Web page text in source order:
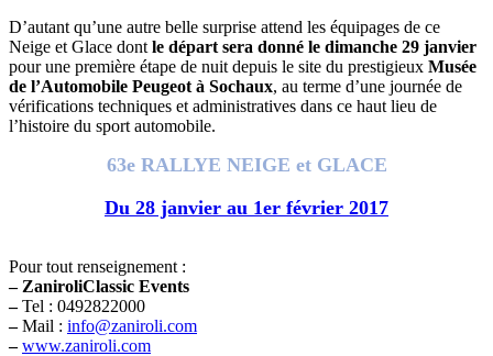
D’autant qu’une autre belle surprise attend les équipages de ce
Neige et Glace dont le départ sera donné le dimanche 29 janvier
pour une première étape de nuit depuis le site du prestigieux Musée
de l’Automobile Peugeot à Sochaux, au terme d’une journée de
vérifications techniques et administratives dans ce haut lieu de
l’histoire du sport automobile.
63e RALLYE NEIGE et GLACE
Du 28 janvier au 1er février 2017
Pour tout renseignement :
– ZaniroliClassic Events
–Tel : 0492822000
–Mail : info@zaniroli.com
– www.zaniroli.com